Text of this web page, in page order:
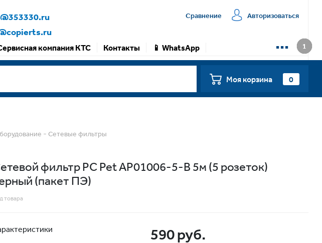
Сравнение Авторизоваться
компания КТС Контакты 📱 WhatsApp ...
Моя корзина 0
- Сетевые фильтры
фильтр PC Pet AP01006-5-B 5м (5 розеток)
(пакет ПЭ)
товара
590 руб.